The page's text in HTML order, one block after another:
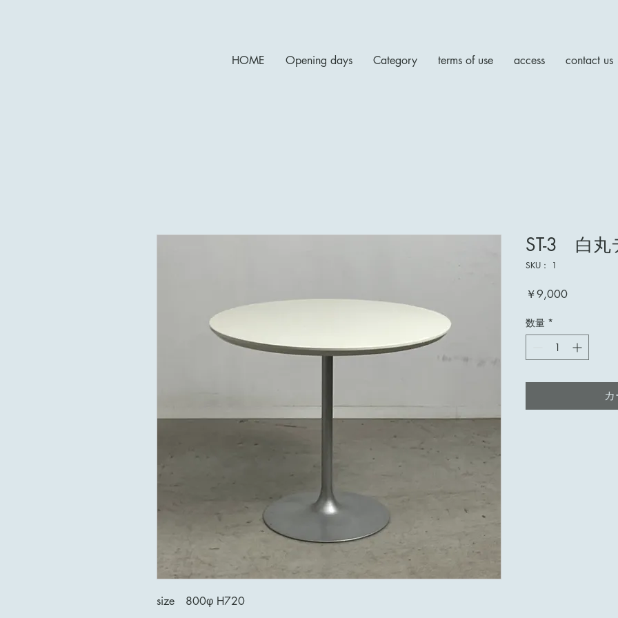
HOME Opening days Category terms of use access contact us
size 800φ H720
ST-3 白丸
SKU： 1
￥9,000価
数量 *